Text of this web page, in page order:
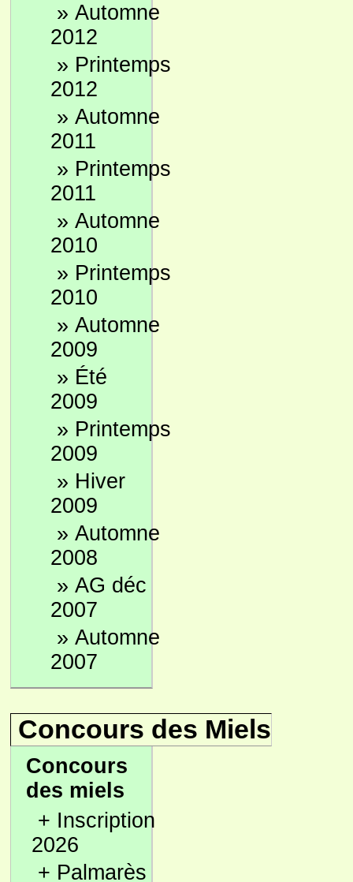
» Automne
2012
» Printemps
2012
» Automne
2011
» Printemps
2011
» Automne
2010
» Printemps
2010
» Automne
2009
» Été
2009
» Printemps
2009
» Hiver
2009
» Automne
2008
» AG déc
2007
» Automne
2007
Concours des Miels
Concours
des miels
+ Inscription
2026
+ Palmarès